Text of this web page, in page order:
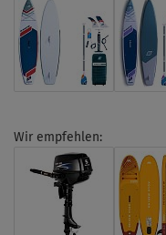
Wir empfehlen: